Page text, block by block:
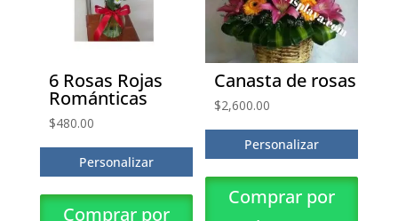
6 Rosas Rojas
Románticas
$480.00
Personalizar
Comprar por
Canasta de rosas
$2,600.00
Personalizar
Comprar por